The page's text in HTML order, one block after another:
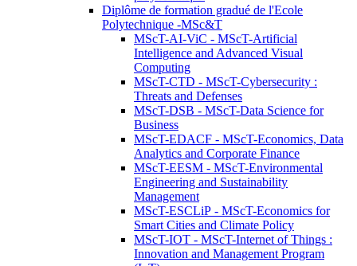
Diplôme de formation gradué de l'Ecole
Polytechnique -MSc&T
MScT-AI-ViC - MScT-Artificial
Intelligence and Advanced Visual
Computing
MScT-CTD - MScT-Cybersecurity :
Threats and Defenses
MScT-DSB - MScT-Data Science for
Business
MScT-EDACF - MScT-Economics, Data
Analytics and Corporate Finance
MScT-EESM - MScT-Environmental
Engineering and Sustainability
Management
MScT-ESCLiP - MScT-Economics for
Smart Cities and Climate Policy
MScT-IOT - MScT-Internet of Things :
Innovation and Management Program